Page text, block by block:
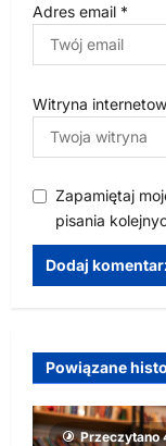
Adres email *
Witryna
Zapamiętaj
pisania
Powiązane
Przeczytano